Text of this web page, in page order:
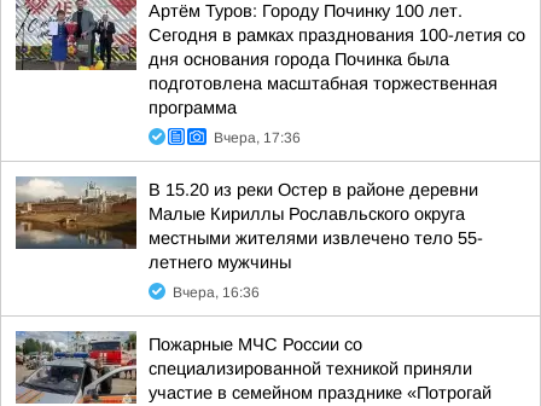
Артём Туров: Городу Починку 100 лет.
Сегодня в рамках празднования 100-летия со
дня основания города Починка была
подготовлена масштабная торжественная
программа
Вчера, 17:36
В 15.20 из реки Остер в районе деревни
Малые Кириллы Рославльского округа
местными жителями извлечено тело 55-
летнего мужчины
Вчера, 16:36
Пожарные МЧС России со
специализированной техникой приняли
участие в семейном празднике «Потрогай